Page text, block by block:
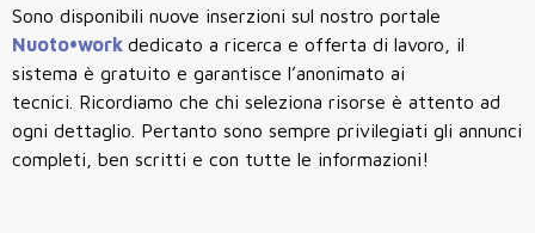
Sono disponibili nuove inserzioni sul nostro portale
Nuoto•work dedicato a ricerca e offerta di lavoro, il
sistema è gratuito e garantisce l’anonimato ai
tecnici. Ricordiamo che chi seleziona risorse è attento ad
ogni dettaglio. Pertanto sono sempre privilegiati gli annunci
completi, ben scritti e con tutte le informazioni!